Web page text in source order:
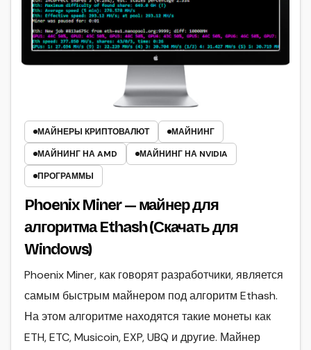
МАЙНЕРЫ КРИПТОВАЛЮТ
МАЙНИНГ
МАЙНИНГ НА AMD
МАЙНИНГ НА NVIDIA
ПРОГРАММЫ
Phoenix Miner — майнер для
алгоритма Ethash (Скачать для
Windows)
Phoenix Miner, как говорят разработчики, является
самым быстрым майнером под алгоритм Ethash.
На этом алгоритме находятся такие монеты как
ETH, ETC, Musicoin, EXP, UBQ и другие. Майнер